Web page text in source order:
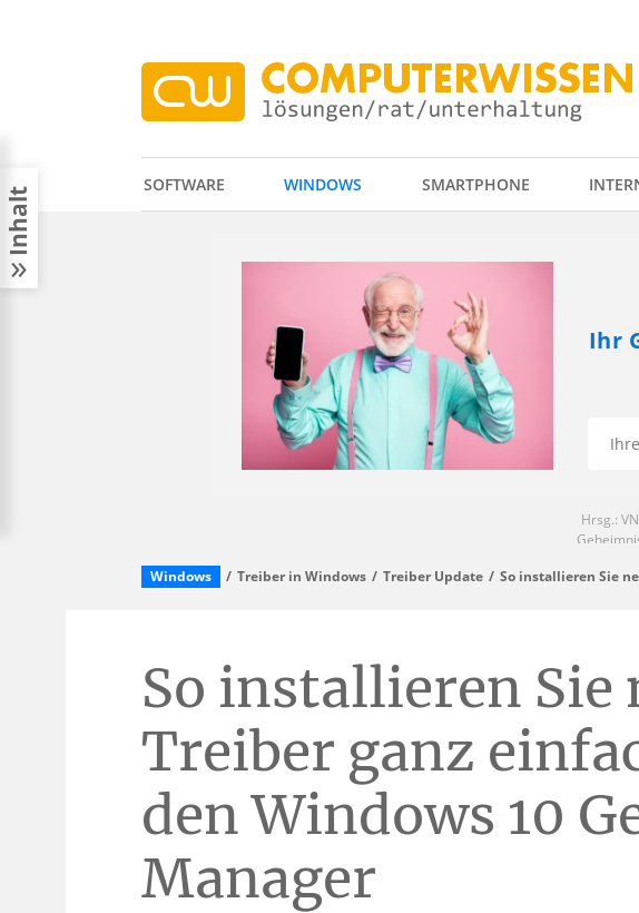
SOFTWARE WINDOWS SMARTPHONE
Windows Treiber in Windows Treiber Update So installieren Sie
So installieren Sie
Treiber ganz
den Windows 10
Manager
Inhalt